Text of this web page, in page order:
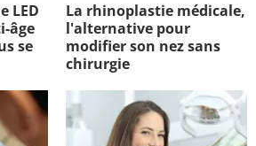
LED
âge
se
La rhinoplastie médicale,
l'alternative pour
modifier son nez sans
chirurgie